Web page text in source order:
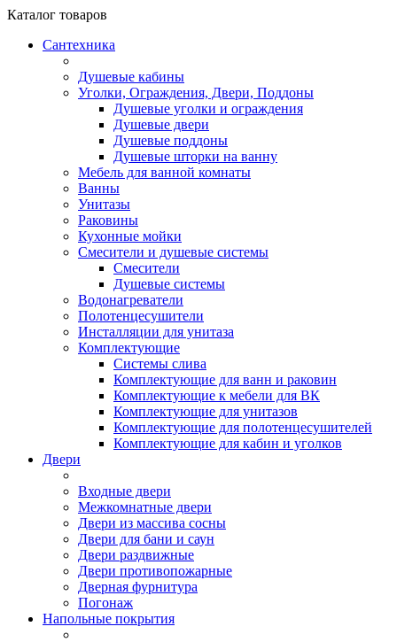
Каталог товаров
Сантехника
Душевые кабины
Уголки, Ограждения, Двери, Поддоны
Душевые уголки и ограждения
Душевые двери
Душевые поддоны
Душевые шторки на ванну
Мебель для ванной комнаты
Ванны
Унитазы
Раковины
Кухонные мойки
Смесители и душевые системы
Смесители
Душевые системы
Водонагреватели
Полотенцесушители
Инсталляции для унитаза
Комплектующие
Системы слива
Комплектующие для ванн и раковин
Комплектующие к мебели для ВК
Комплектующие для унитазов
Комплектующие для полотенцесушителей
Комплектующие для кабин и уголков
Двери
Входные двери
Межкомнатные двери
Двери из массива сосны
Двери для бани и саун
Двери раздвижные
Двери противопожарные
Дверная фурнитура
Погонаж
Напольные покрытия